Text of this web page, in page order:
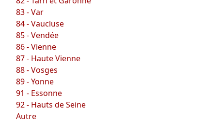
83 - Var
84 - Vaucluse
85 - Vendée
86 - Vienne
87 - Haute Vienne
88 - Vosges
89 - Yonne
91 - Essonne
92 - Hauts de Seine
Autre